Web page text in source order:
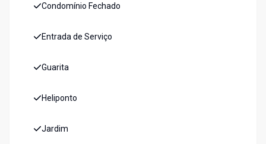
Condomínio Fechado
Entrada de Serviço
Guarita
Heliponto
Jardim